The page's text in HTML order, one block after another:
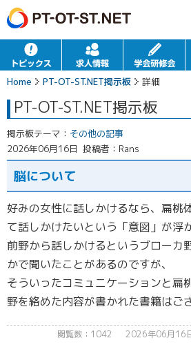
Home PT-OT-ST.NET掲示板 詳細
PT-OT-ST.NET掲示板
掲示板テーマ： その他の記事
2026年06月16日 投稿者：Rans
脳について
好みの女性に話しかけるなら、扁桃
て話しかけたいという「意図」が浮
前野から話しかけるというブローカ
かで聞いたことがあるのですが、
そういったコミュニケーションと扁
野を絡めた内容が書かれた書籍はご
閲覧数：1042 2026年06月16